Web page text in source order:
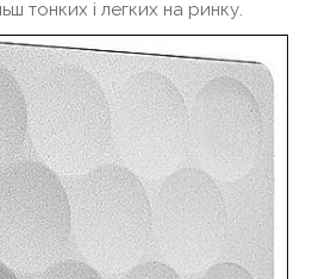
тонких і легких на ринку.